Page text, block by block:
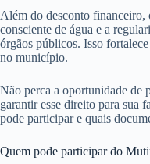
Além do desconto
consciente de água e a
órgãos públicos. Isso
no município.
Não perca a oportunidade de
garantir esse direito para sua
pode participar e quais
Quem pode participar do